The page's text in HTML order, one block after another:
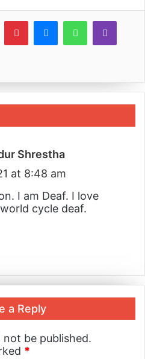
PinterestMessenger
WhatsApp
Viber
Shrestha
a
y
s
at 8:48 am
I am Deaf. I love
cycle deaf.
a Reply
not be published.
*